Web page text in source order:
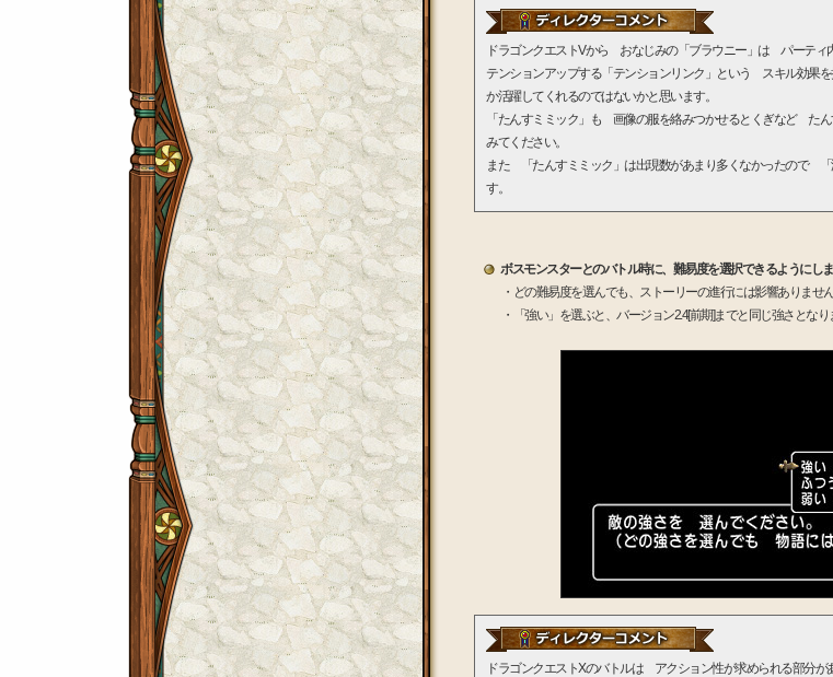
ドラゴンクエストVから おなじみの「ブラウニー」は パーテ
テンションアップする「テンションリンク」という スキル効
か活躍してくれるのではないかと思います。
「たんすミミック」も 画像の服を絡みつかせるとくぎなど た
みてください。
また 「たんすミミック」は出現数があまり多くなかったので 「
す。
ボスモンスターとのバトル時に、難易度を選択できるようにしま
・どの難易度を選んでも、ストーリーの進行には影響ありません
・「強い」を選ぶと、バージョン2.4[前期]までと同じ強さとなり
ドラゴンクエストXのバトルは アクション性が求められる部分